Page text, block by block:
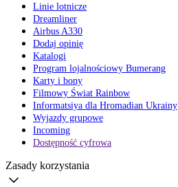
Linie lotnicze
Dreamliner
Airbus A330
Dodaj opinię
Katalogi
Program lojalnościowy Bumerang
Karty i bony
Filmowy Świat Rainbow
Informatsiya dla Hromadian Ukrainy
Wyjazdy grupowe
Incoming
Dostępność cyfrowa
Zasady korzystania